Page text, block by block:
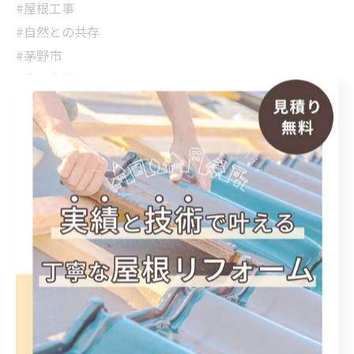
#屋根工事
#自然との共存
#茅野市
#施工事例
#屋根カバー工事
< 前のページ 一覧に戻る 次のページ >
関連タグ